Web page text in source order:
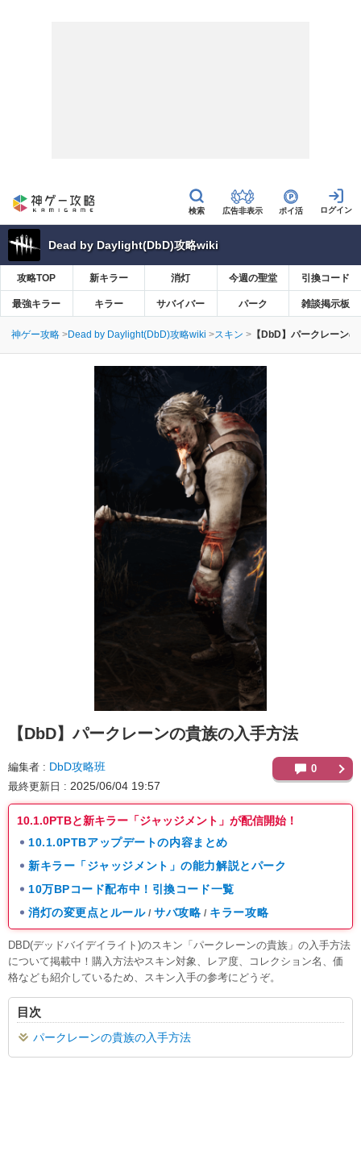
広告非表示 ポイ活
Dead by Daylight(DbD)攻略wiki
攻略TOP 新キラー 消灯 今週の聖堂 引換コード
最強キラー キラー サバイバー パーク 雑談掲示板
神ゲー攻略 Dead by Daylight(DbD)攻略wiki スキン 【DbD】パークレーン
【DbD】パークレーンの貴族の入手方法
編集者 DbD攻略班
最終更新日 2025/06/04 19:57
0
10.1.0PTBと新キラー「ジャッジメント」が配信開始！
10.1.0PTBアップデートの内容まとめ
新キラー「ジャッジメント」の能力解説とパーク
10万BPコード配布中！引換コード一覧
消灯の変更点とルール / サバ攻略 / キラー攻略
DBD(デッドバイデイライト)のスキン「パークレーンの貴族」の入手方法
について掲載中！購入方法やスキン対象、レア度、コレクション名、価
格なども紹介しているため、スキン入手の参考にどうぞ。
目次
パークレーンの貴族の入手方法